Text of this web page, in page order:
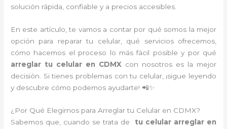
solución rápida, confiable y a precios accesibles.
En este artículo, te vamos a contar por qué somos la mejor
opción para reparar tu celular, qué servicios ofrecemos,
cómo hacemos el proceso lo más fácil posible y por qué
arreglar tu celular en CDMX con nosotros es la mejor
decisión. Si tienes problemas con tu celular, ¡sigue leyendo
y descubre cómo podemos ayudarte! 📲✨
¿Por Qué Elegirnos para Arreglar tu Celular en CDMX?
Sabemos que, cuando se trata de
tu celular arreglar en